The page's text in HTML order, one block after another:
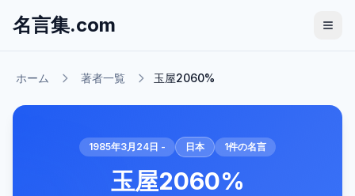
名言集.com
ホーム 著者一覧 玉屋2060%
1985年3月24日 - 日本 1件の名言
玉屋2060%